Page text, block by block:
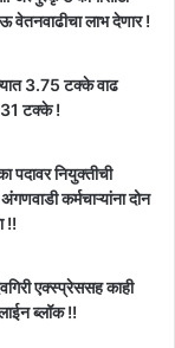
वेतनवाढीचा लाभ देणार !
3.75 टक्के वाढ
31 टक्के !
पदावर नियुक्तीची
कर्मचाऱ्यांना दोन
!!
एक्स्प्रेससह काही
ब्लॉक !!